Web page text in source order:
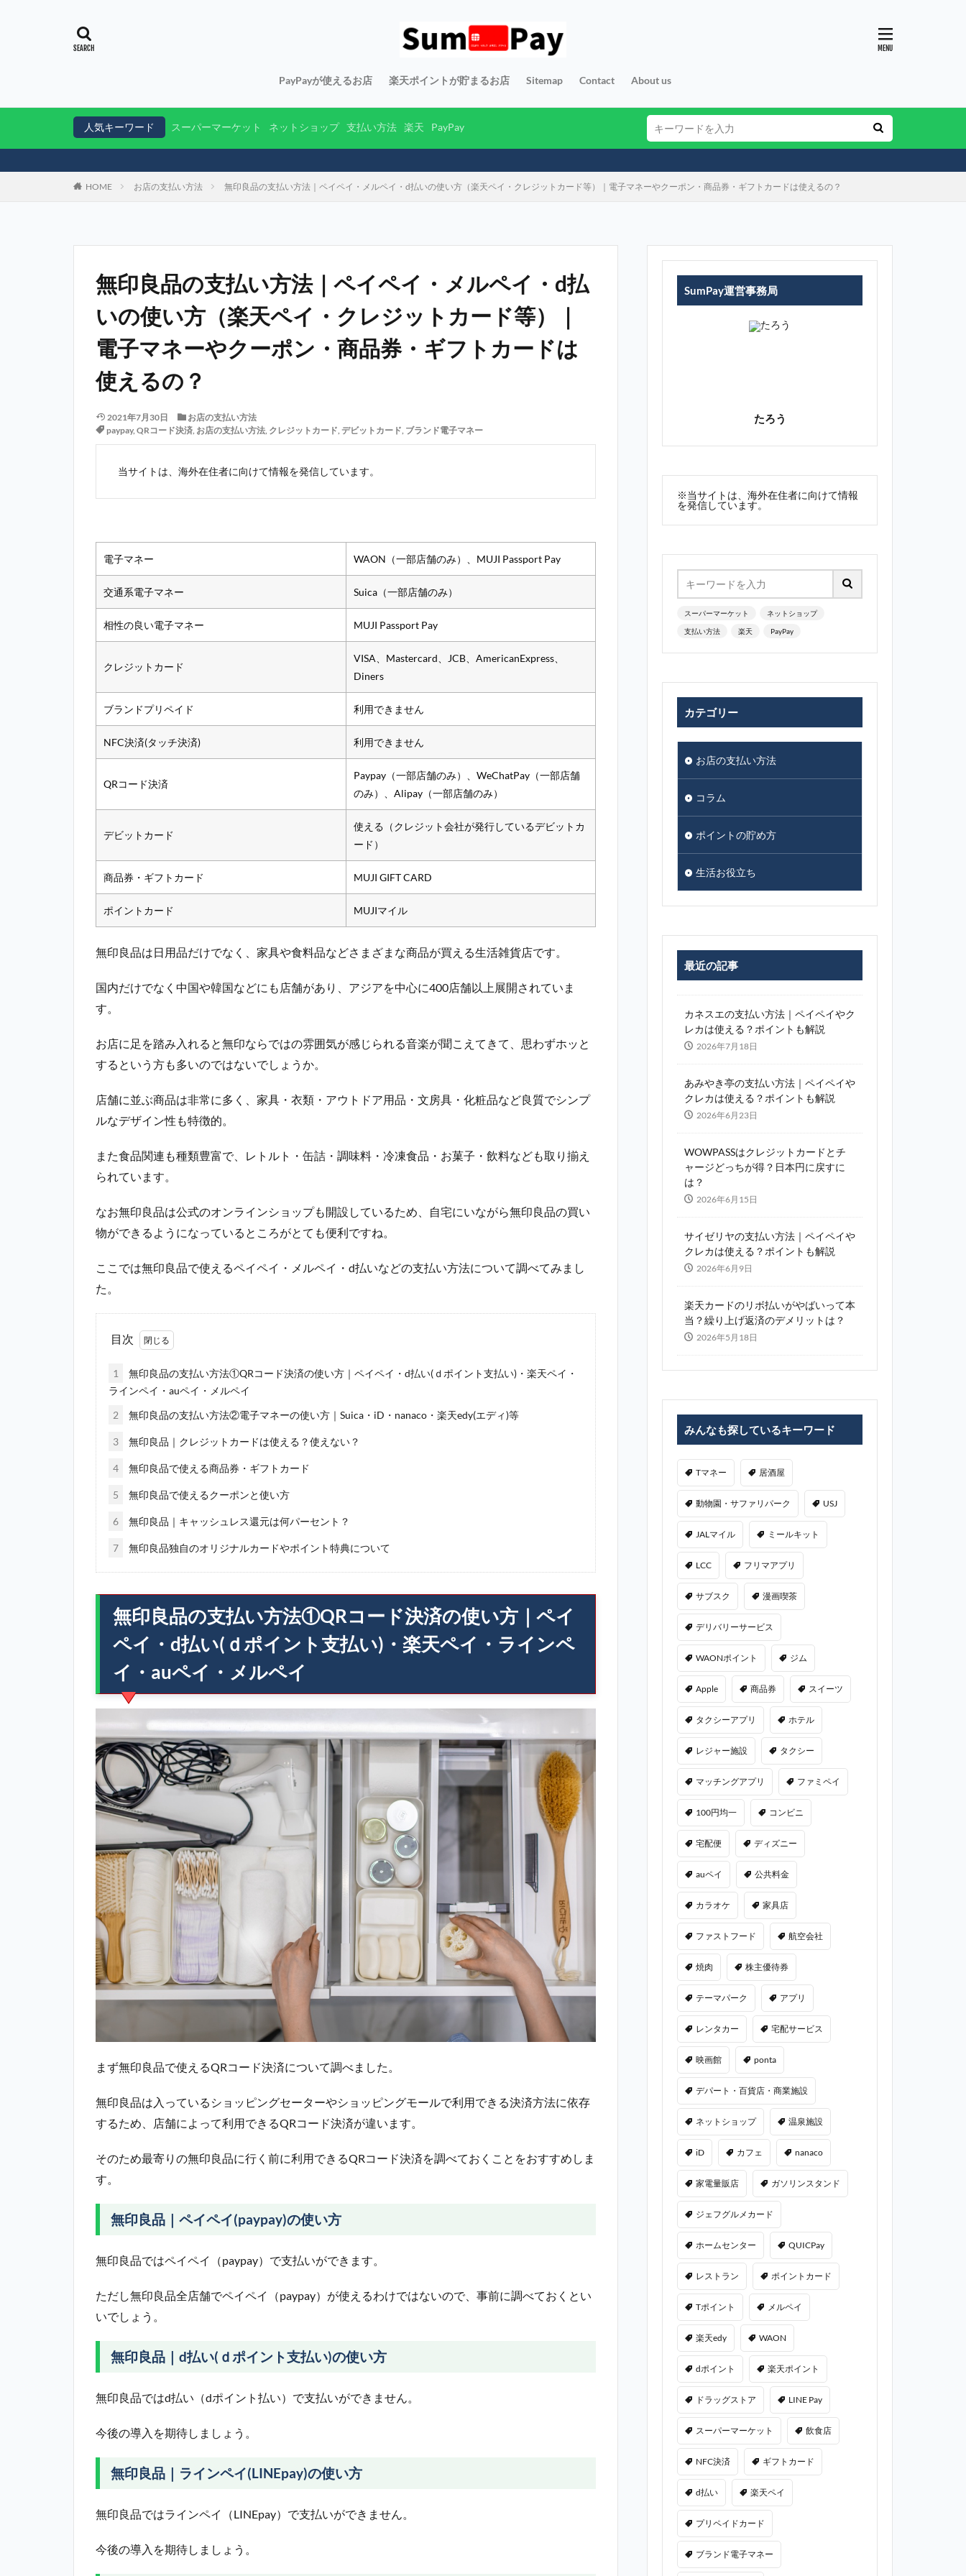
PayPayが使えるお店 楽天ポイントが貯まるお店 Sitemap Contact About us
人気キーワード スーパーマーケット ネットショップ 支払い方法 楽天 PayPay
HOME お店の支払い方法 無印良品の支払い方法｜ペイペイ・メルペイ・d払いの使い方（楽天ペイ・クレジットカード等）｜電子マネーやクーポン・商品券・ギフトカードは使えるの？
無印良品の支払い方法｜ペイペイ・メルペイ・d払
いの使い方（楽天ペイ・クレジットカード等）｜
電子マネーやクーポン・商品券・ギフトカードは
使えるの？
2021年7月30日
お店の支払い方法
paypay, QRコード決済, お店の支払い方法, クレジットカード, デビットカード, ブランド電子マネー
当サイトは、海外在住者に向けて情報を発信しています。
電子マネー WAON（一部店舗のみ）、MUJI Passport Pay
交通系電子マネー Suica（一部店舗のみ）
相性の良い電子マネー MUJI Passport Pay
クレジットカード
VISA、Mastercard、JCB、AmericanExpress、
Diners
ブランドプリペイド 利用できません
NFC決済(タッチ決済) 利用できません
QRコード決済
Paypay（一部店舗のみ）、WeChatPay（一部店舗
のみ）、Alipay（一部店舗のみ）
デビットカード
使える（クレジット会社が発行しているデビットカ
ード）
商品券・ギフトカード MUJI GIFT CARD
ポイントカード MUJIマイル
無印良品は日用品だけでなく、家具や食料品などさまざまな商品が買える生活雑貨店です。
国内だけでなく中国や韓国などにも店舗があり、アジアを中心に400店舗以上展開されていま
す。
お店に足を踏み入れると無印ならではの雰囲気が感じられる音楽が聞こえてきて、思わずホッと
するという方も多いのではないでしょうか。
店舗に並ぶ商品は非常に多く、家具・衣類・アウトドア用品・文房具・化粧品など良質でシンプ
ルなデザイン性も特徴的。
また食品関連も種類豊富で、レトルト・缶詰・調味料・冷凍食品・お菓子・飲料なども取り揃え
られています。
なお無印良品は公式のオンラインショップも開設しているため、自宅にいながら無印良品の買い
物ができるようになっているところがとても便利ですね。
ここでは無印良品で使えるペイペイ・メルペイ・d払いなどの支払い方法について調べてみまし
た。
目次
1
無印良品の支払い方法①QRコード決済の使い方｜ペイペイ・d払い(ｄポイント支払い)・楽天ペイ・
ラインペイ・auペイ・メルペイ
2
無印良品の支払い方法②電子マネーの使い方｜Suica・iD・nanaco・楽天edy(エディ)等
3 無印良品｜クレジットカードは使える？使えない？
4 無印良品で使える商品券・ギフトカード
5 無印良品で使えるクーポンと使い方
6 無印良品｜キャッシュレス還元は何パーセント？
7 無印良品独自のオリジナルカードやポイント特典について
無印良品の支払い方法①QRコード決済の使い方｜ペイ
ペイ・d払い(ｄポイント支払い)・楽天ペイ・ラインペ
イ・auペイ・メルペイ
まず無印良品で使えるQRコード決済について調べました。
無印良品は入っているショッピングセーターやショッピングモールで利用できる決済方法に依存
するため、店舗によって利用できるQRコード決済が違います。
そのため最寄りの無印良品に行く前に利用できるQRコード決済を調べておくことをおすすめしま
す。
無印良品｜ペイペイ(paypay)の使い方
無印良品ではペイペイ（paypay）で支払いができます。
ただし無印良品全店舗でペイペイ（paypay）が使えるわけではないので、事前に調べておくとい
いでしょう。
無印良品｜d払い(ｄポイント支払い)の使い方
無印良品ではd払い（dポイント払い）で支払いができません。
今後の導入を期待しましょう。
無印良品｜ラインペイ(LINEpay)の使い方
無印良品ではラインペイ（LINEpay）で支払いができません。
今後の導入を期待しましょう。
SumPay運営事務局
たろう
※当サイトは、海外在住者に向けて情報
を発信しています。
スーパーマーケット ネットショップ
支払い方法 楽天 PayPay
カテゴリー
お店の支払い方法
コラム
ポイントの貯め方
生活お役立ち
最近の記事
カネスエの支払い方法｜ペイペイやク
レカは使える？ポイントも解説
2026年7月18日
あみやき亭の支払い方法｜ペイペイや
クレカは使える？ポイントも解説
2026年6月23日
WOWPASSはクレジットカードとチ
ャージどっちが得？日本円に戻すに
は？
2026年6月15日
サイゼリヤの支払い方法｜ペイペイや
クレカは使える？ポイントも解説
2026年6月9日
楽天カードのリボ払いがやばいって本
当？繰り上げ返済のデメリットは？
2026年5月18日
みんなも探しているキーワード
Tマネー 居酒屋
動物園・サファリパーク USJ
JALマイル ミールキット
LCC フリマアプリ
サブスク 漫画喫茶
デリバリーサービス
WAONポイント ジム
Apple 商品券 スイーツ
タクシーアプリ ホテル
レジャー施設 タクシー
マッチングアプリ ファミペイ
100円均一 コンビニ
宅配便 ディズニー
auペイ 公共料金
カラオケ 家具店
ファストフード 航空会社
焼肉 株主優待券
テーマパーク アプリ
レンタカー 宅配サービス
映画館 ponta
デパート・百貨店・商業施設
ネットショップ 温泉施設
iD カフェ nanaco
家電量販店 ガソリンスタンド
ジェフグルメカード
ホームセンター QUICPay
レストラン ポイントカード
Tポイント メルペイ
楽天edy WAON
dポイント 楽天ポイント
ドラッグストア LINE Pay
スーパーマーケット 飲食店
NFC決済 ギフトカード
d払い 楽天ペイ
プリペイドカード
ブランド電子マネー